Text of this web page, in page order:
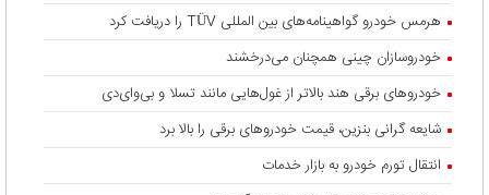
هرمس خودرو گواهینامه‌های بین المللی TÜV را دریافت کرد
خودروسازان چینی همچنان می‌درخشند
خودروهای برقی هند بالاتر از غول‌هایی مانند تسلا و بی‌وای‌دی
شایعه گرانی بنزین، قیمت خودروهای برقی را بالا برد
انتقال تورم خودرو به بازار خدمات